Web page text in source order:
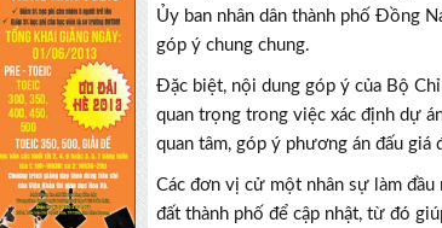
Ủy ban nhân dân thành phố Đồng
góp ý chung chung.
Đặc biệt, nội dung góp ý của Bộ
quan trọng trong việc xác định dự
quan tâm, góp ý phương án đấu giá
Các đơn vị cử một nhân sự làm
đất thành phố để cập nhật, từ đó